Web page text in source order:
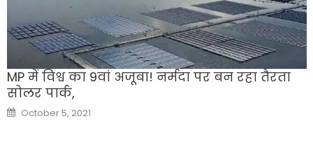
MP में विश्व का 9वां अजूबा! नर्मदा पर बन रहा तैरता
सोलर पार्क,
Posted
on
October 5, 2021